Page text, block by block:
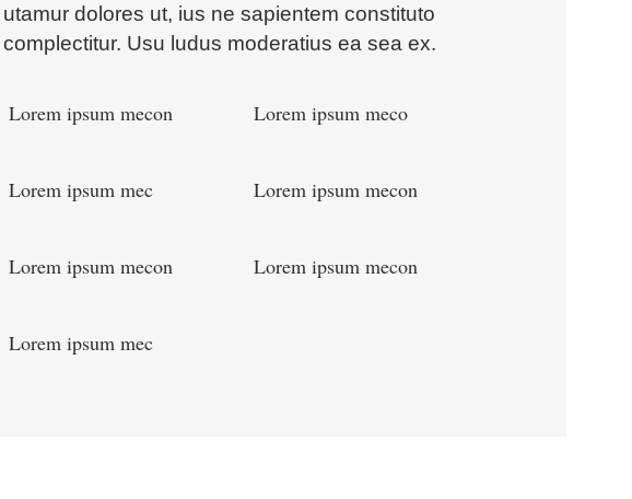
utamur dolores ut, ius ne sapientem constituto
complectitur. Usu ludus moderatius ea sea ex.
Lorem ipsum mecon
Lorem ipsum mec
Lorem ipsum mecon
Lorem ipsum mec
Lorem ipsum meco
Lorem ipsum mecon
Lorem ipsum mecon